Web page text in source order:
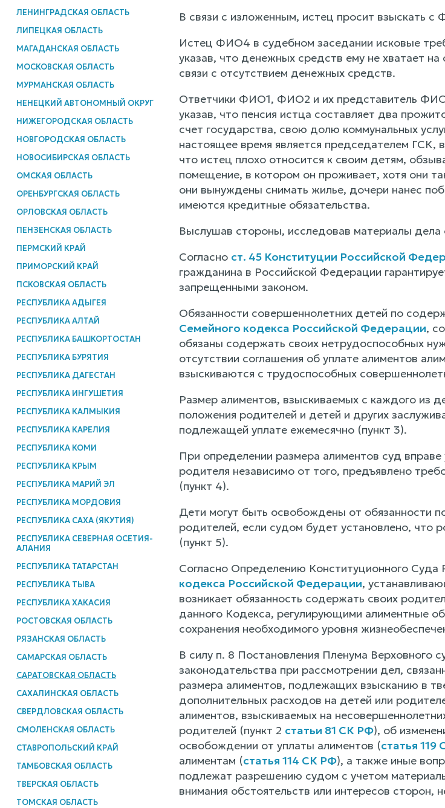
ЛЕНИНГРАДСКАЯ ОБЛАСТЬ
ЛИПЕЦКАЯ ОБЛАСТЬ
МАГАДАНСКАЯ ОБЛАСТЬ
МОСКОВСКАЯ ОБЛАСТЬ
МУРМАНСКАЯ ОБЛАСТЬ
НЕНЕЦКИЙ АВТОНОМНЫЙ ОКРУГ
НИЖЕГОРОДСКАЯ ОБЛАСТЬ
НОВГОРОДСКАЯ ОБЛАСТЬ
НОВОСИБИРСКАЯ ОБЛАСТЬ
ОМСКАЯ ОБЛАСТЬ
ОРЕНБУРГСКАЯ ОБЛАСТЬ
ОРЛОВСКАЯ ОБЛАСТЬ
ПЕНЗЕНСКАЯ ОБЛАСТЬ
ПЕРМСКИЙ КРАЙ
ПРИМОРСКИЙ КРАЙ
ПСКОВСКАЯ ОБЛАСТЬ
РЕСПУБЛИКА АДЫГЕЯ
РЕСПУБЛИКА АЛТАЙ
РЕСПУБЛИКА БАШКОРТОСТАН
РЕСПУБЛИКА БУРЯТИЯ
РЕСПУБЛИКА ДАГЕСТАН
РЕСПУБЛИКА ИНГУШЕТИЯ
РЕСПУБЛИКА КАЛМЫКИЯ
РЕСПУБЛИКА КАРЕЛИЯ
РЕСПУБЛИКА КОМИ
РЕСПУБЛИКА КРЫМ
РЕСПУБЛИКА МАРИЙ ЭЛ
РЕСПУБЛИКА МОРДОВИЯ
РЕСПУБЛИКА САХА (ЯКУТИЯ)
РЕСПУБЛИКА СЕВЕРНАЯ ОСЕТИЯ-
АЛАНИЯ
РЕСПУБЛИКА ТАТАРСТАН
РЕСПУБЛИКА ТЫВА
РЕСПУБЛИКА ХАКАСИЯ
РОСТОВСКАЯ ОБЛАСТЬ
РЯЗАНСКАЯ ОБЛАСТЬ
САМАРСКАЯ ОБЛАСТЬ
САРАТОВСКАЯ ОБЛАСТЬ
САХАЛИНСКАЯ ОБЛАСТЬ
СВЕРДЛОВСКАЯ ОБЛАСТЬ
СМОЛЕНСКАЯ ОБЛАСТЬ
СТАВРОПОЛЬСКИЙ КРАЙ
ТАМБОВСКАЯ ОБЛАСТЬ
ТВЕРСКАЯ ОБЛАСТЬ
ТОМСКАЯ ОБЛАСТЬ
В связи с изложенным, истец просит взыскать
Истец ФИО4 в судебном заседании исковые
указав, что денежных средств ему не хватает
связи с отсутствием денежных средств.
Ответчики ФИО1, ФИО2 и их представитель
указав, что пенсия истца составляет два
счет государства, свою долю коммунальных
настоящее время является председателем ГСК,
что истец плохо относится к своим детям,
помещение, в котором он проживает, хотя они
они вынуждены снимать жилье, дочери нанес
имеются кредитные обязательства.
Выслушав стороны, исследовав материалы
Согласно ст. 45 Конституции Российской
гражданина в Российской Федерации
запрещенными законом.
Обязанности совершеннолетних детей по
Семейного кодекса Российской Федерации,
обязаны содержать своих нетрудоспособных
отсутствии соглашения об уплате алиментов
взыскиваются с трудоспособных
Размер алиментов, взыскиваемых с каждого из
положения родителей и детей и других
подлежащей уплате ежемесячно (пункт 3).
При определении размера алиментов суд
родителя независимо от того, предъявлено
(пункт 4).
Дети могут быть освобождены от
родителей, если судом будет установлено, что
(пункт 5).
Согласно Определению Конституционного
кодекса Российской Федерации,
возникает обязанность содержать своих
данного Кодекса, регулирующими алиментные
сохранения необходимого уровня
В силу п. 8 Постановления Пленума
законодательства при рассмотрении дел,
размера алиментов, подлежащих взысканию в
дополнительных расходов на детей или
алиментов, взыскиваемых на
родителей (пункт 2 статьи 81 СК РФ), об
освобождении от уплаты алиментов (статья 119
алиментам (статья 114 СК РФ), а также иные
подлежат разрешению судом с учетом
внимания обстоятельств или интересов